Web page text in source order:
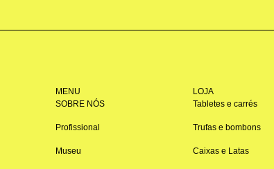
MENU
SOBRE NÓS
Profissional
Museu
LOJA
Tabletes e carrés
Trufas e bombons
Caixas e Latas